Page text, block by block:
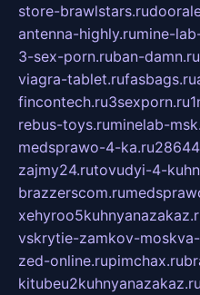
store-brawlstars.ru
antenna-highly.rumine-
3-sex-porn.ruban-damn.ru
viagra-tablet.rufasbags.ru
fincontech.ru3sexporn.ru
rebus-toys.ruminelab-
medsprawo-4-ka.ru
zajmy24.rutovudyi-4-
brazzerscom.ru
vskrytie-zamkov-moskva-
zed-online.rupimchax.ru
kitubeu2kuhnyanazakaz.ru